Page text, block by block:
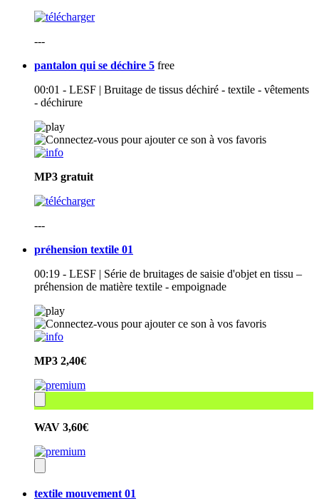
---
pantalon qui se déchire 5 free
00:01 - LESF | Bruitage de tissus déchiré - textile - vêtements
- déchirure
MP3 gratuit
---
préhension textile 01
00:19 - LESF | Série de bruitages de saisie d'objet en tissu –
préhension de matière textile - empoignade
MP3 2,40€
WAV 3,60€
textile mouvement 01